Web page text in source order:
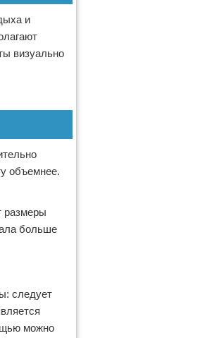
и
визуально
объемнее.
размеры
больше
следует
можно